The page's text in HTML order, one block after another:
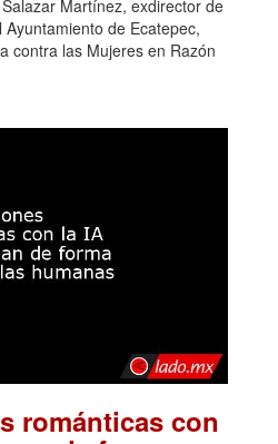
Martínez, exdirector de
de Ecatepec,
contra las Mujeres en Razón
románticas con